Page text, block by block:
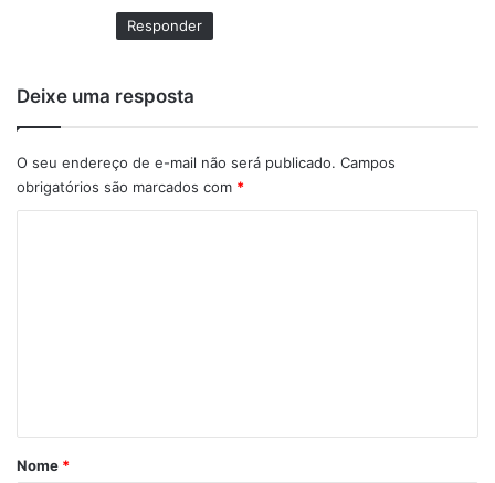
e
:
Responder
Deixe uma resposta
O seu endereço de e-mail não será publicado. Campos
obrigatórios são marcados com *
rNome *